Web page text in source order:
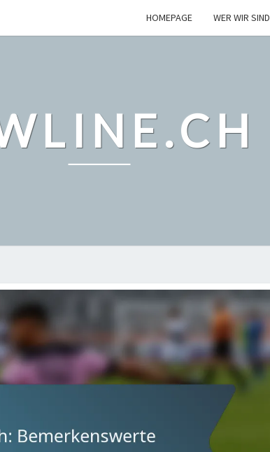
HOMEPAGE WER WIR SIND